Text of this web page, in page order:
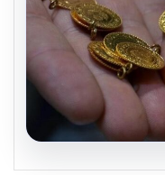
07.08.2026